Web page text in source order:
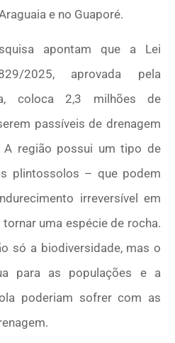
e no Guaporé.
apontam que a Lei
2025, aprovada pela
coloca 2,3 milhões de
passíveis de drenagem
A região possui um tipo de
plintossolos – que podem
irreversível em
uma espécie de rocha.
só a biodiversidade, mas o
para as populações e a
poderiam sofrer com as